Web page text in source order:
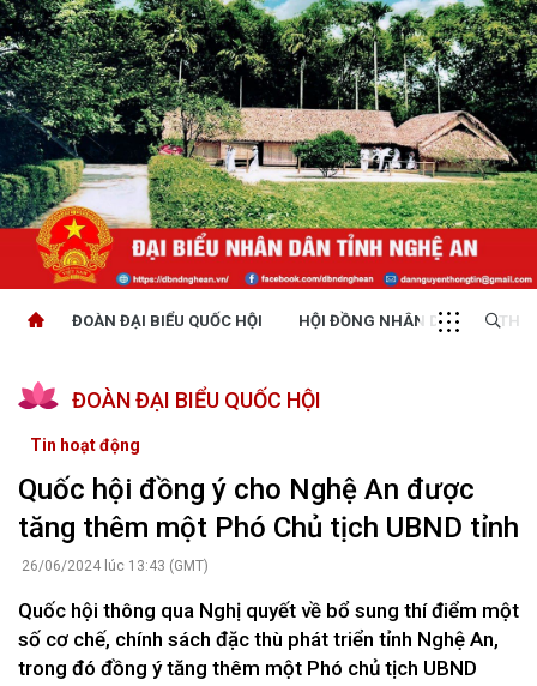
ĐOÀN ĐẠI BIỂU QUỐC HỘI HỘI ĐỒNG NHÂN DÂN
ĐOÀN ĐẠI BIỂU QUỐC HỘI
Tin hoạt động
Quốc hội đồng ý cho Nghệ An được
tăng thêm một Phó Chủ tịch UBND tỉnh
26/06/2024 lúc 13:43 (GMT)
Quốc hội thông qua Nghị quyết về bổ sung thí điểm một
số cơ chế, chính sách đặc thù phát triển tỉnh Nghệ An,
trong đó đồng ý tăng thêm một Phó chủ tịch UBND